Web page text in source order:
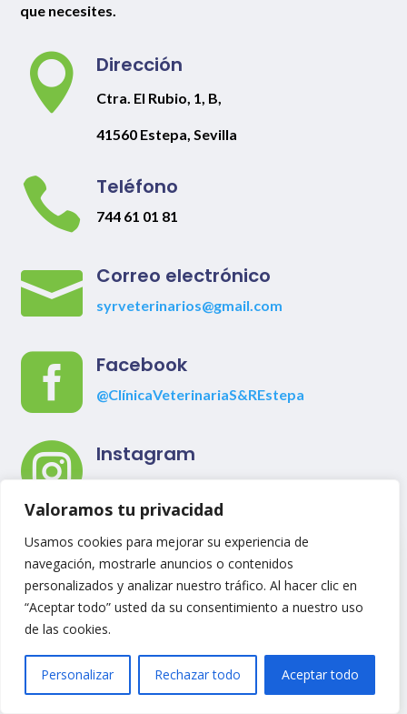
Valoramos tu privacidad
Usamos cookies para mejorar su experiencia de
navegación, mostrarle anuncios o contenidos
personalizados y analizar nuestro tráfico. Al hacer clic en
“Aceptar todo” usted da su consentimiento a nuestro uso
de las cookies.
Personalizar Rechazar todo Aceptar todo
que necesites.
 Dirección
Ctra. El Rubio, 1, B,
41560 Estepa, Sevilla
 Teléfono
744 61 01 81
 Correo electrónico
syrveterinarios@gmail.com
 Facebook
@ClínicaVeterinariaS&REstepa
 Instagram
@clinicaveterinaria_sr
ESCRÍBENOSpara programar
una CITA